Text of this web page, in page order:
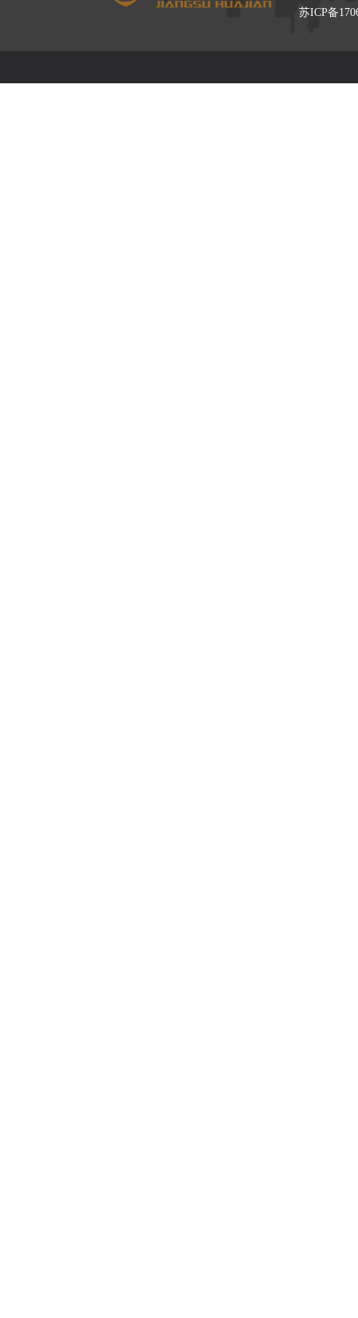
苏ICP备